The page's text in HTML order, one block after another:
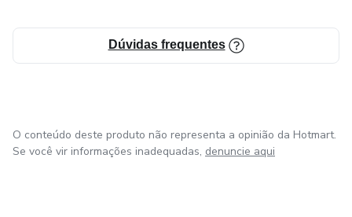
Dúvidas frequentes
O conteúdo deste produto não representa a opinião da Hotmart.
Se você vir informações inadequadas, denuncie aqui